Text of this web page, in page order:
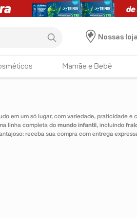
Nossas
Mamãe e Bebê
em um só lugar, com variedade, praticidade e
linha completa do mundo infantil , incluindo
receba sua compra com entrega